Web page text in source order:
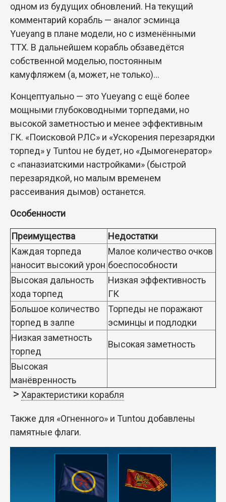
одном из будущих обновлений. На текущий
комментарий корабль — аналог эсминца
Yueyang в плане модели, но с изменёнными
ТТХ. В дальнейшем корабль обзаведётся
собственной моделью, постоянным
камуфляжем (а, может, не только)...
Концептуально — это Yueyang с ещё более
мощными глубоководными торпедами, но
высокой заметностью и менее эффективным
ГК. «Поисковой РЛС» и «Ускорения перезарядки
торпед» у Tuntou не будет, но «Дымогенератор»
с «паназиатскими настройками» (быстрой
перезарядкой, но малым временем
рассеивания дымов) останется.
Особенности
Преимущества
Недостатки
Каждая торпеда
наносит высокий урон
Малое количество очков
боеспособности
Высокая дальность
хода торпед
Низкая эффективность
ГК
Большое количество
торпед в залпе
Торпеды не поражают
эсминцы и подлодки
Низкая заметность
торпед
Высокая заметность
Высокая
манёвренность
Характеристики корабля
Также для «Огненного» и Tuntou добавлены
памятные флаги.